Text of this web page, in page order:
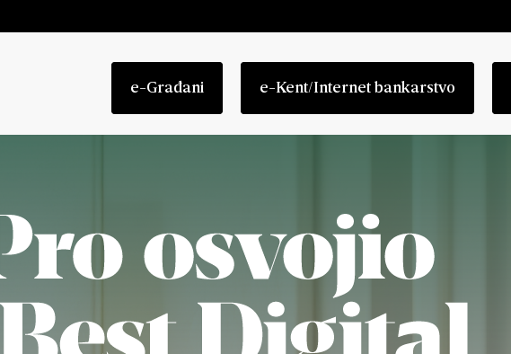
e-Građani e-Kent/Internet bankarstvo